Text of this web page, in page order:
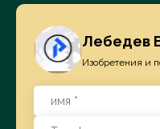
Лебедев
Изобретения и